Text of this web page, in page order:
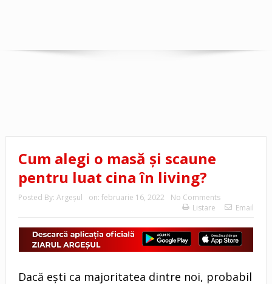
Cum alegi o masă și scaune
pentru luat cina în living?
Posted By: Argeşul on: februarie 16, 2022
No Comments
Listare
Email
Dacă ești ca majoritatea dintre noi, probabil